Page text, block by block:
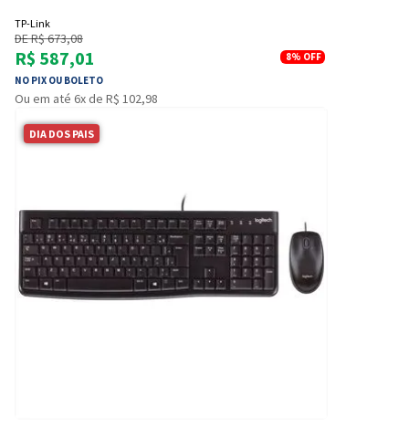
TP-Link
DE R$ 673,08
R$ 587,01
NO PIX OU BOLETO
8% OFF
Ou em até 6x de R$ 102,98
DIA DOS PAIS